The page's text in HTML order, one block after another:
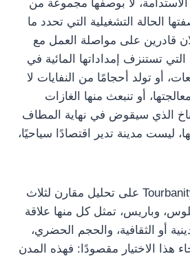
الاستدامة، لا بوصفها مجموعة من
الحالة التشغيلية التي تحدد ما
قادرين على مواصلة العمل مع
تستنزف إمداداتها المائية في
أو تولد أحجامًا من النفايات لا
أو تنبعث منها الغازات
الذي سيقوض في نهاية المطاف
ليست مدينة تدير اقتصادًا سياحيًا،
تطبق الدراسة إطار Tourbanity على تحليل مقارن لثلاث
وباريس، تمثل كل منها علاقة
أو الثقافية، والحجم الحضري،
هذا الاختيار مقصودًا: فهذه المدن